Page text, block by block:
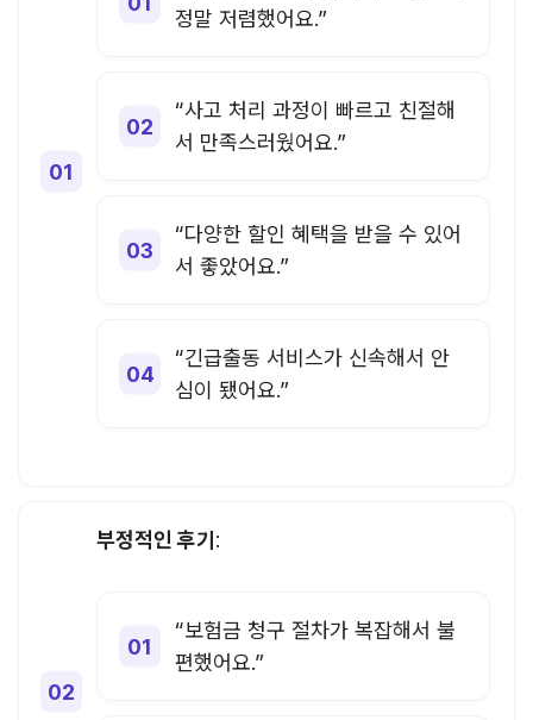
정말 저렴했어요.”
“사고 처리 과정이 빠르고 친절해
서 만족스러웠어요.”
“다양한 할인 혜택을 받을 수 있어
서 좋았어요.”
“긴급출동 서비스가 신속해서 안
심이 됐어요.”
부정적인 후기:
“보험금 청구 절차가 복잡해서 불
편했어요.”